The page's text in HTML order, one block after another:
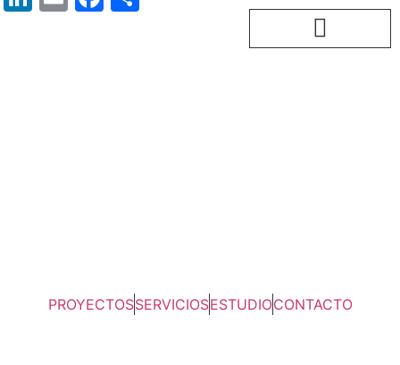
PROYECTOSSERVICIOSESTUDIOCONTACTO